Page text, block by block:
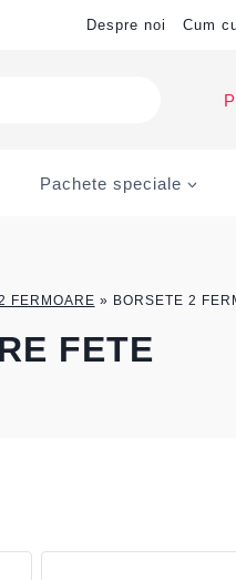
Despre noi Cum
Pachete speciale
FERMOARE » BORSETE 2
FETE